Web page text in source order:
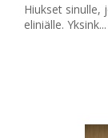
Hiukset sinulle,
eliniälle. Yksink...